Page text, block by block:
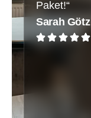
Paket!“
Sarah Götz